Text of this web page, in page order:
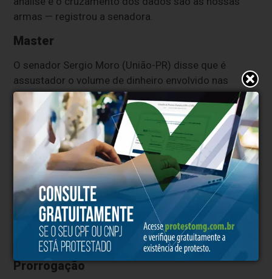
armas — registrou a senadora.
Master
O senador Sergio Moro (União-PR) disse que é
assustador o volume de dinheiro envolvido nas
transações relacionadas ao empresário Vorcaro e ao
Banco Master — liquidado pelo Banco Central em
novembro de 2025. Ele destacou que Vorcaro pode
ter usado grampos ilegais e até violência contra seus
adversários. E lembrou que, nesta sexta-feira (13), o
STF deve começar o julgamento da manutenção da
prisão preventiva de Vorcaro.
— Espero que o STF mantenha a prisão preventiva,
sob pena de colocar em risco os trabalhos desta
comissão — afirmou Moro.
Prorrogação